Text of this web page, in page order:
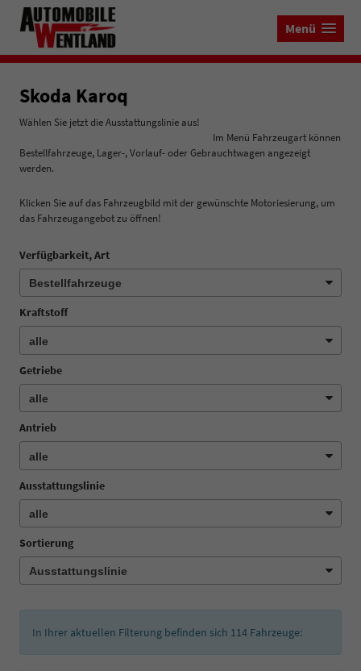
Menü
Skoda Karoq
Wählen Sie jetzt die Ausstattungslinie aus!
Im Menü Fahrzeugart können
Bestellfahrzeuge, Lager-, Vorlauf- oder Gebrauchtwagen angezeigt
werden.
Klicken Sie auf das Fahrzeugbild mit der gewünschte Motoriesierung, um
das Fahrzeugangebot zu öffnen!
Verfügbarkeit, Art
Kraftstoff
Getriebe
Antrieb
Ausstattungslinie
Sortierung
In Ihrer aktuellen Filterung befinden sich 114 Fahrzeuge: